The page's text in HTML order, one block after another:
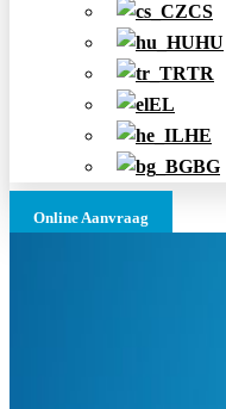
CS
HU
TR
EL
HE
BG
Online Aanvraag